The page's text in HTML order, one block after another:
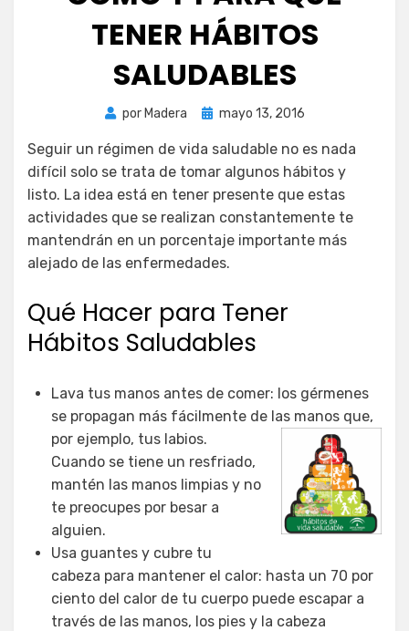
TENER HÁBITOS
SALUDABLES
por Madera
Publicada
mayo 13, 2016
Seguir un régimen de vida saludable no es nada
difícil solo se trata de tomar algunos hábitos y
listo. La idea está en tener presente que estas
actividades que se realizan constantemente te
mantendrán en un porcentaje importante más
alejado de las enfermedades.
Qué Hacer para Tener
Hábitos Saludables
Lava tus manos antes de comer: los gérmenes
se propagan más fácilmente de las manos que,
por ejemplo, tus labios.
Cuando se tiene un resfriado,
mantén las manos limpias y no
te preocupes por besar a
alguien.
Usa guantes y cubre tu
cabeza para mantener el calor: hasta un 70 por
ciento del calor de tu cuerpo puede escapar a
través de las manos, los pies y la cabeza